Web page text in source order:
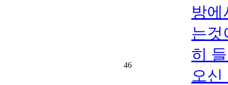
46
방에
는것
히
오신